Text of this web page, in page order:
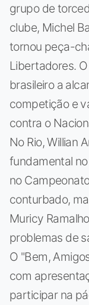
grupo de
clube, Michel
tornou peça-
Libertadores.
brasileiro a
competição e
contra o
No Rio, Willian
fundamental
no
conturbado,
Muricy
problemas de
O "Bem,
com
participar na